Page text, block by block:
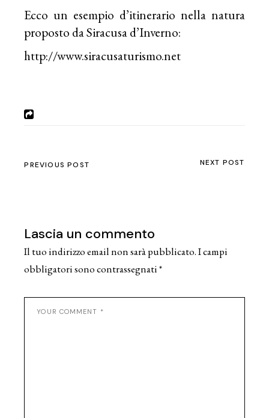
Ecco un esempio d’itinerario nella natura
proposto da Siracusa d’Inverno:
http://www.siracusaturismo.net
PREVIOUS POST NEXT POST
Lascia un commento
Il tuo indirizzo email non sarà pubblicato.I campi
obbligatori sono contrassegnati*